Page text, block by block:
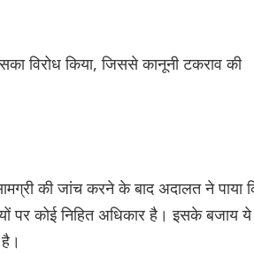
विरोध किया, जिससे कानूनी टकराव की
की जांच करने के बाद अदालत ने पाया
पर कोई निहित अधिकार है। इसके बजाय ये